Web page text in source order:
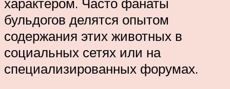
бульдогов делятся опытом
содержания этих животных в
социальных сетях или на
специализированных форумах.